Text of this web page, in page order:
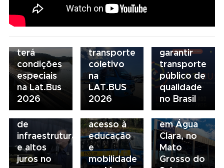
07/08/2026
Scania
Serviços
Financeiros
terá
condições
especiais
na Lat.Bus
2026
descarbonização
financiamento
do
transporte
coletivo
na
LAT.BUS
2026
financiamento
para
garantir
transporte
público de
qualidade
no Brasil
05/08/2026
Presidente
da FAESP
alerta para
gargalos
de
infraestrutura
e altos
juros no
04/08/2026
Renovação
da frota
escolar
fortalece
acesso à
educação
e
mobilidade
03/08/2026
Volvo
inaugura
concessionária
em Água
Clara, no
Mato
Grosso do